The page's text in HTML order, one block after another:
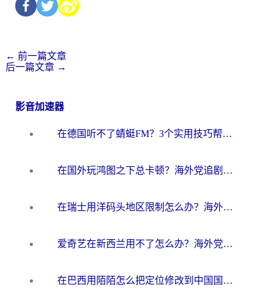
← 前一篇文章
后一篇文章 →
影音加速器
在德国听不了蜻蜓FM？3个实用技巧帮你解锁国内影音自由
在国外玩鸿图之下总卡顿？海外党追剧听歌的3个实用解决方案
在瑞士用洋码头地区限制怎么办？海外华人必看的回国加速全攻略
爱奇艺在新西兰用不了怎么办？海外党亲测有效的回国加速方案
在巴西用陌陌怎么把定位修改到中国国内？海外党必看的回国加速全攻略